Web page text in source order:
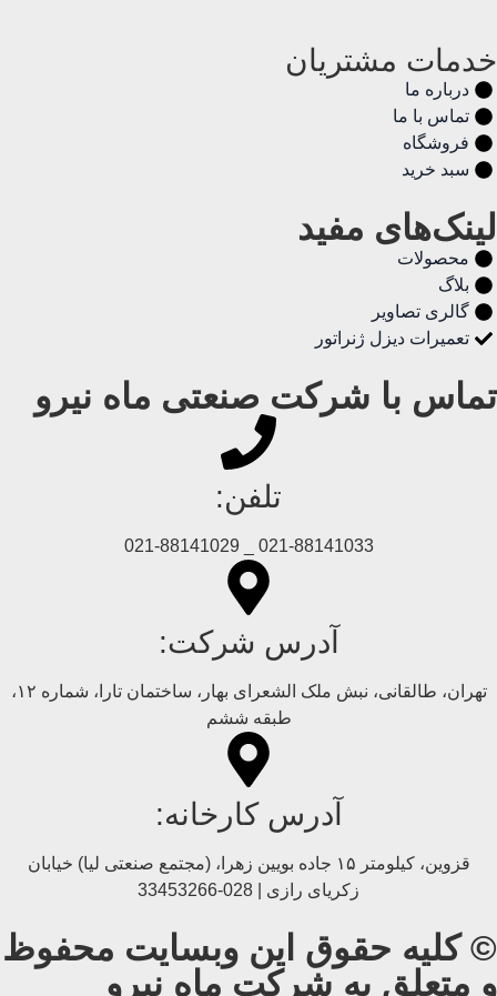
خدمات مشتریان
درباره ما
تماس با ما
فروشگاه
سبد خرید
لینک‌های مفید
محصولات
بلاگ
گالری تصاویر
تعمیرات دیزل ژنراتور
تماس با شرکت صنعتی ماه نیرو
تلفن:
021-88141033 _ 021-88141029
آدرس شرکت:
تهران، طالقانی، نبش ملک الشعرای بهار، ساختمان تارا، شماره ۱۲،
طبقه ششم
آدرس کارخانه:
قزوین، کیلومتر ۱۵ جاده بويین زهرا، (مجتمع صنعتی لیا) خیابان
زکریای رازی | 028-33453266
© کلیه حقوق این وبسایت محفوظ
و متعلق به شرکت ماه نیرو